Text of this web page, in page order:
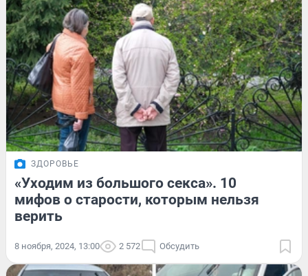
ЗДОРОВЬЕ
«Уходим из большого секса». 10
мифов о старости, которым нельзя
верить
8 ноября, 2024, 13:00 2 572 Обсудить